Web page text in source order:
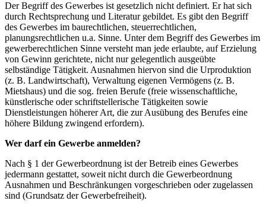
Der Begriff des Gewerbes ist gesetzlich nicht definiert. Er hat sich
durch Rechtsprechung und Literatur gebildet. Es gibt den Begriff
des Gewerbes im baurechtlichen, steuerrechtlichen,
planungsrechtlichen u.a. Sinne. Unter dem Begriff des Gewerbes im
gewerberechtlichen Sinne versteht man jede erlaubte, auf Erzielung
von Gewinn gerichtete, nicht nur gelegentlich ausgeübte
selbständige Tätigkeit. Ausnahmen hiervon sind die Urproduktion
(z. B. Landwirtschaft), Verwaltung eigenen Vermögens (z. B.
Mietshaus) und die sog. freien Berufe (freie wissenschaftliche,
künstlerische oder schriftstellerische Tätigkeiten sowie
Dienstleistungen höherer Art, die zur Ausübung des Berufes eine
höhere Bildung zwingend erfordern).
Wer darf ein Gewerbe anmelden?
Nach § 1 der Gewerbeordnung ist der Betreib eines Gewerbes
jedermann gestattet, soweit nicht durch die Gewerbeordnung
Ausnahmen und Beschränkungen vorgeschrieben oder zugelassen
sind (Grundsatz der Gewerbefreiheit).